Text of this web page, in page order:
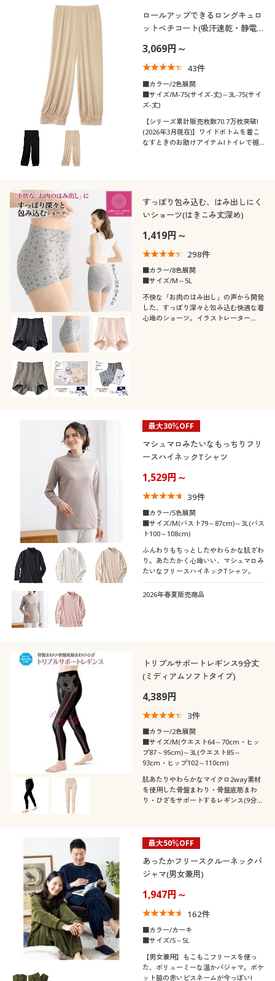
ロールアップできるロングキュロ
ットペチコート(吸汗速乾・静電気
3,069円～
43件
■カラー/2色展開
■サイズ/M-75(サイズ-丈)～3L-75(サイ
ズ-丈)
【シリーズ累計販売枚数70.7万枚突破!
(2026年3月現在)】ワイドボトムを着こ
なすときのお助けアイテム!トイレで裾
すっぽり包み込む、はみ出しにく
いショーツ(はきこみ丈深め)
1,419円～
298件
■カラー/8色展開
■サイズ/M～5L
不快な「お肉のはみ出し」の声から開発
した、すっぽり深々と包み込む快適な着
心地のショーツ。イラストレーター
最大30％OFF
マシュマロみたいなもっちりフリ
ースハイネックTシャツ
1,529円～
39件
■カラー/5色展開
■サイズ/M(バスト79～87cm)～3L(バス
ト100～108cm)
ふんわりもちっとしたやわらかな肌ざわ
り。あたたかく心地いい、マシュマロみ
たいなフリースハイネックTシャツ。
2026年春夏販売商品
トリプルサポートレギンス9分丈
(ミディアムソフトタイプ)
4,389円
3件
■カラー/2色展開
■サイズ/M(ウエスト64～70cm・ヒッ
プ87～95cm)～3L(ウエスト85～
93cm・ヒップ102～110cm)
肌あたりやわらかなマイクロ2way素材
を使用した骨盤まわり・骨盤底筋まわ
り・ひざをサポートするレギンス(9分
最大50％OFF
あったかフリースクルーネックパ
ジャマ(男女兼用)
1,947円～
162件
■カラー/カーキ
■サイズ/S～5L
【男女兼用】もこもこフリースを使っ
た、ボリューミーな温かパジャマ。ポケ
ット脇の赤いピスネームが今っぽい!